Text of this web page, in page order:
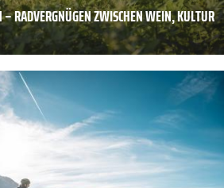
– RADVERGNÜGEN ZWISCHEN WEIN, KULTUR